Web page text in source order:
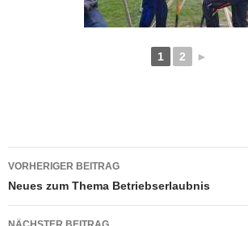
1 2 ►
Beitragsnavigation
VORHERIGER BEITRAG
Neues zum Thema Betriebserlaubnis